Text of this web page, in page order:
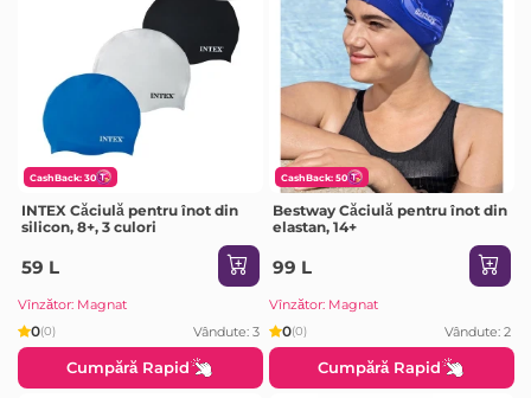
CashBack: 30
INTEX Căciulă pentru înot din
silicon, 8+, 3 culori
59 L
Vînzător: Magnat
0(0) Vândute: 3
Cumpără Rapid
CashBack: 50
Bestway Căciulă pentru înot din
elastan, 14+
99 L
Vînzător: Magnat
0(0) Vândute: 2
Cumpără Rapid